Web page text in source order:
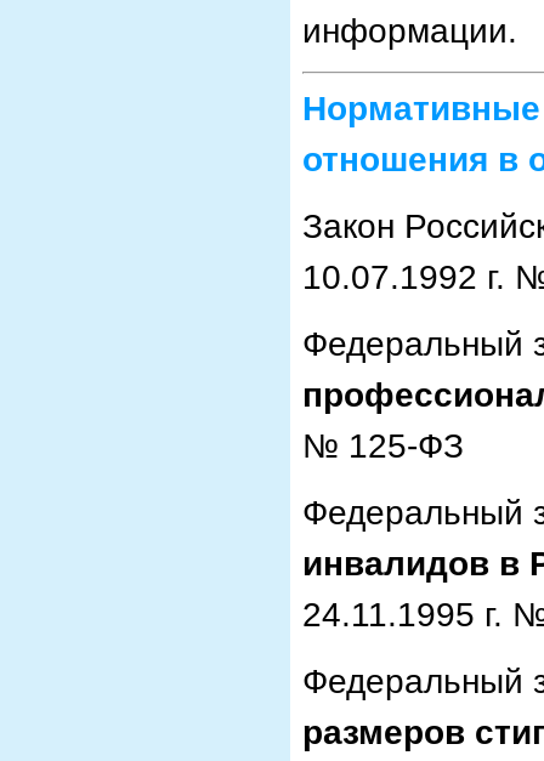
информации.
отношения в
Закон
10.07.1992 г.
Федеральный
№ 125-ФЗ
Федеральный
инвалидов в
24.11.1995 г.
Федеральный
размеров